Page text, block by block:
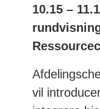
10.15 –
vil